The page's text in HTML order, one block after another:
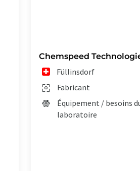
Chemspeed
Füllinsdorf
Fabricant
Équipement / besoins
laboratoire